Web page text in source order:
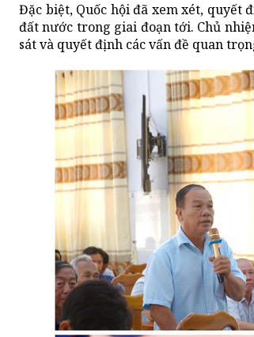
Đặc biệt, Quốc hội đã xem xét, quyết
đất nước trong giai đoạn tới. Chủ
sát và quyết định các vấn đề quan